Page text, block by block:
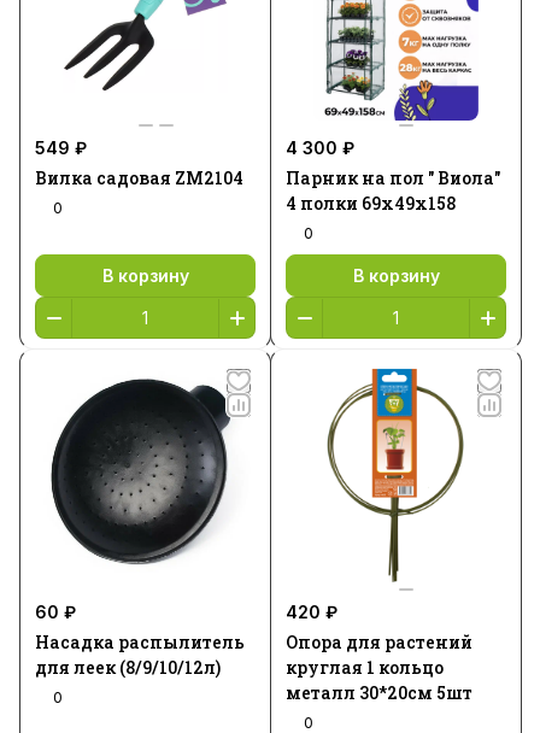
549 ₽
Вилка садовая ZM2104
0
В корзину
4 300 ₽
Парник на пол " Виола"
4 полки 69х49х158
0
В корзину
60 ₽
Насадка распылитель
для леек (8/9/10/12л)
0
420 ₽
Опора для растений
круглая 1 кольцо
металл 30*20см 5шт
0